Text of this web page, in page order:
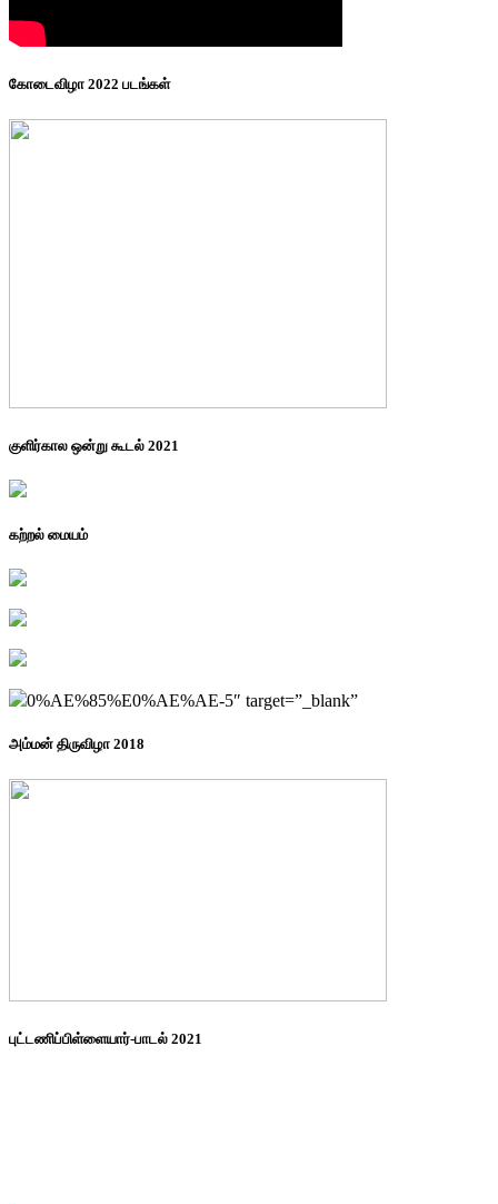
கோடைவிழா 2022 படங்கள்
குளிர்கால ஒன்று கூடல் 2021
கற்றல் மையம்
0%AE%85%E0%AE%AE-5″ target=”_blank”
அம்மன் திருவிழா 2018
புட்டணிப்பிள்ளையார்-பாடல் 2021